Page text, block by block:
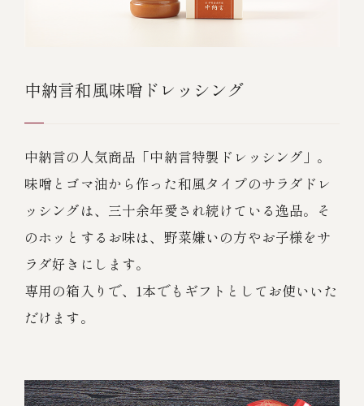
中納言和風味噌ドレッシング
中納言の人気商品「中納言特製ドレッシング」。
味噌とゴマ油から作った和風タイプのサラダドレ
ッシングは、三十余年愛され続けている逸品。そ
のホッとするお味は、野菜嫌いの方やお子様をサ
ラダ好きにします。
専用の箱入りで、1本でもギフトとしてお使いいた
だけます。